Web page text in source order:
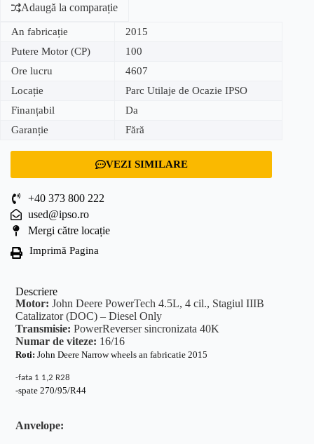
Adaugă la comparație
An fabricație
2015
Putere Motor (CP)
100
Ore lucru
4607
Locație
Parc Utilaje de Ocazie IPSO
Finanțabil
Da
Garanție
Fără
VEZI SIMILARE
+40 373 800 222
used@ipso.ro
Mergi către locație
Imprimă Pagina
Descriere
Motor:John Deere PowerTech 4.5L, 4 cil., Stagiul IIIB
Catalizator (DOC) – Diesel Only
Transmisie:PowerReverser sincronizata 40K
Numar de viteze: 16/16
Roti: John Deere Narrow wheels an fabricatie 2015
-fata 1 1,2 R28
-spate 270/95/R44
Anvelope: